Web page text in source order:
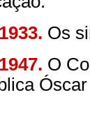
Os
O